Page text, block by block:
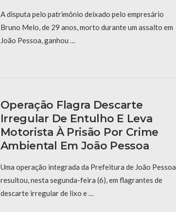
A disputa pelo patrimônio deixado pelo empresário
Bruno Melo, de 29 anos, morto durante um assalto em
João Pessoa, ganhou …
Operação Flagra Descarte
Irregular De Entulho E Leva
Motorista À Prisão Por Crime
Ambiental Em João Pessoa
Uma operação integrada da Prefeitura de João Pessoa
resultou, nesta segunda-feira (6), em flagrantes de
descarte irregular de lixo e …